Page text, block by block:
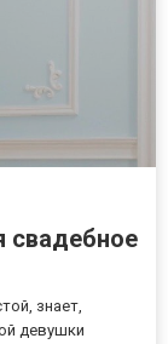
свадебное
знает,
девушки